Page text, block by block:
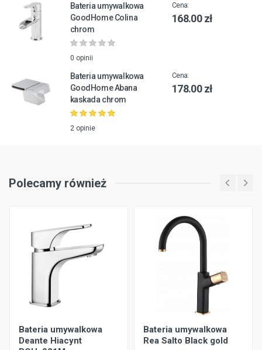
Bateria umywalkowa
GoodHome Colina
chrom
0 opinii
Cena:
168.00 zł
Bateria umywalkowa
GoodHome Abana
kaskada chrom
2 opinie
Cena:
178.00 zł
Polecamy również
Bateria umywalkowa
Deante Hiacynt
Bateria umywalkowa
Rea Salto Black gold